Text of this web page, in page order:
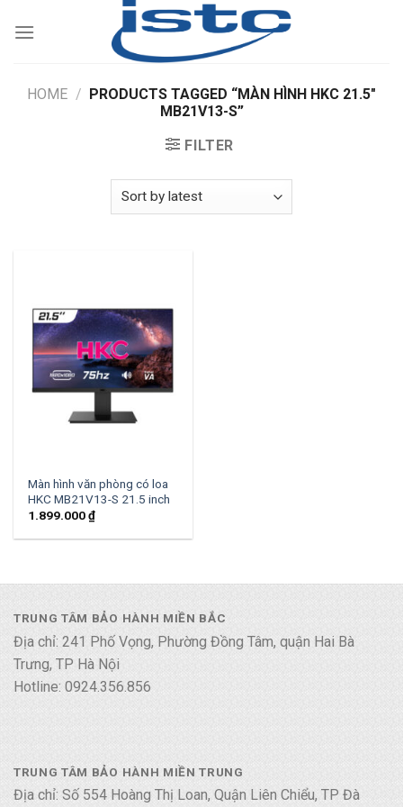
HOME / PRODUCTS TAGGED “MÀN HÌNH HKC 21.5"
MB21V13-S”
FILTER
Màn hình văn phòng có loa
HKC MB21V13-S 21.5 inch
1.899.000₫
TRUNG TÂM BẢO HÀNH MIỀN BẮC
Địa chỉ: 241 Phố Vọng, Phường Đồng Tâm, quận Hai Bà
Trưng, TP Hà Nội
Hotline: 0924.356.856
TRUNG TÂM BẢO HÀNH MIỀN TRUNG
Địa chỉ: Số 554 Hoàng Thị Loan, Quận Liên Chiểu, TP Đà